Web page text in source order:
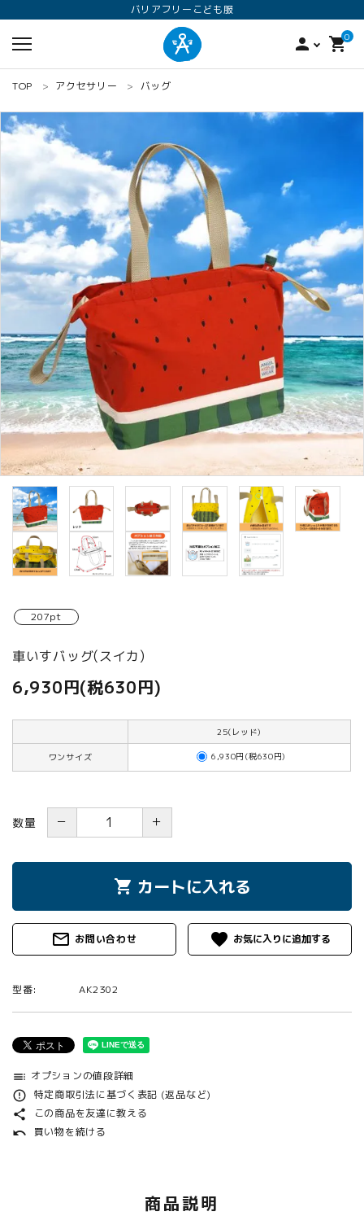
バリアフリーこども服
person 0
shopping_cart
search
ロンパース オプション加工 160
ANGEL KIDS WEARのこだわり
商品カテゴリから選ぶ
ACCOUNT MENU
ようこそ ゲスト 様
meeting_room ログイン person 新規会員登録
TOP アクセサリー バッグ
207pt
車いすバッグ(スイカ)
6,930円(税630円)
25(レッド)
ワンサイズ 6,930円(税630円)
数量 － ＋
shopping_cart カートに入れる
mail_outline お問い合わせ favorite
型番: AK2302
toc オプションの値段詳細
error_outline 特定商取引法に基づく表記 (返品など)
share この商品を友達に教える
undo 買い物を続ける
商品説明